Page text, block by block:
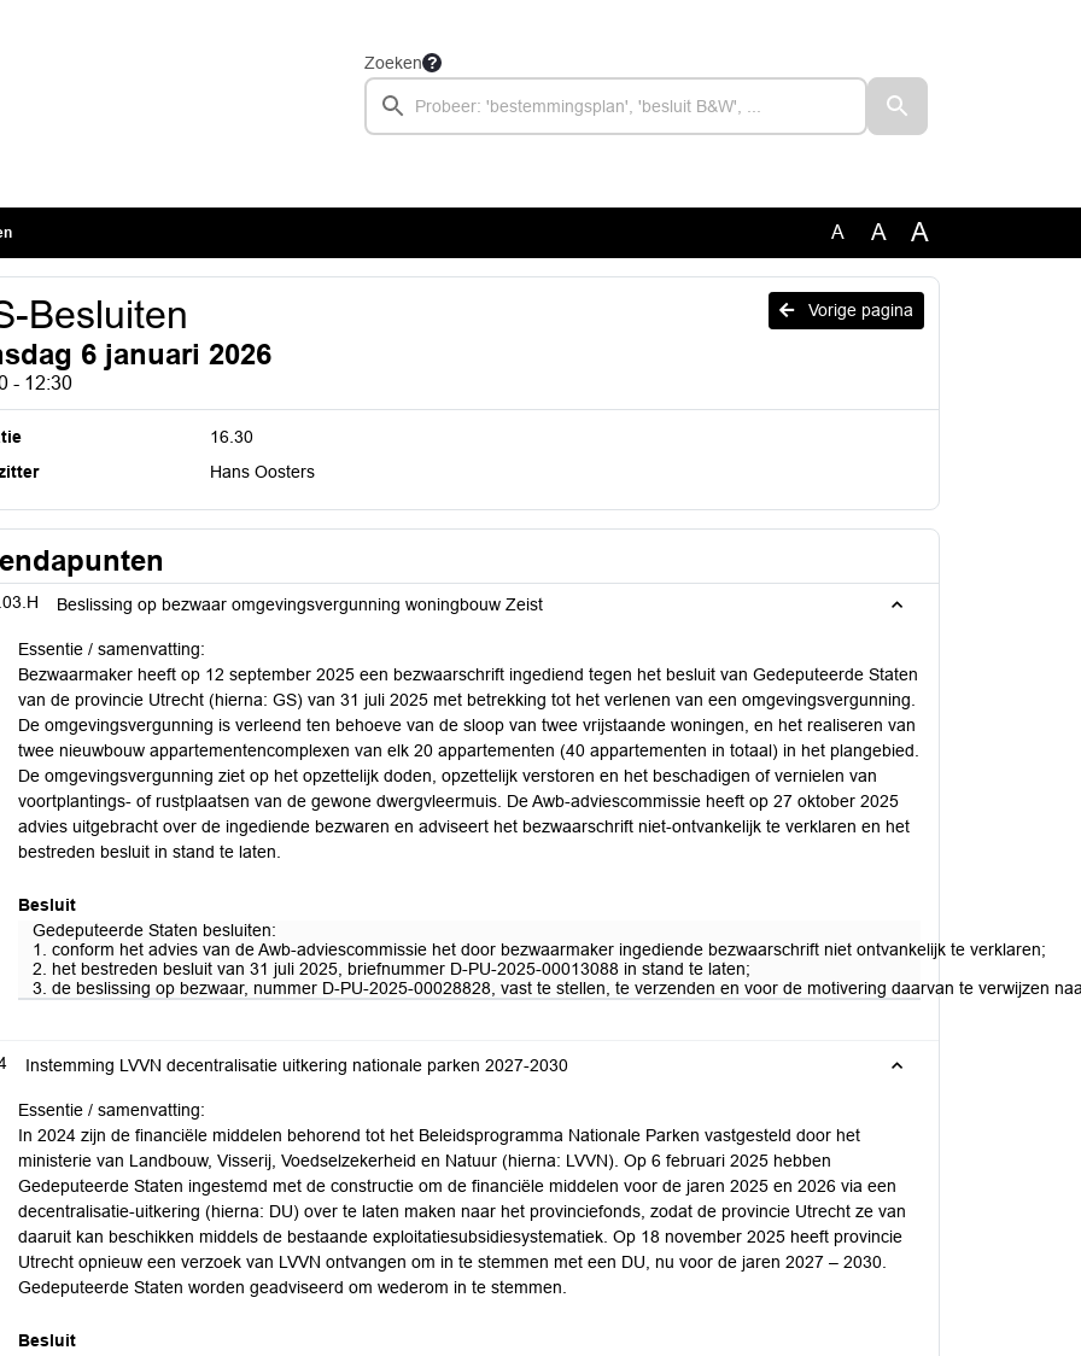
Zoeken
A A A
Vorige pagina
Besluiten
6 januari 2026
- 12:30
16.30
Hans Oosters
Beslissing op bezwaar omgevingsvergunning woningbouw Zeist
Essentie / samenvatting:
Bezwaarmaker heeft op 12 september 2025 een bezwaarschrift ingediend tegen het besluit van Gedeputeerde Staten
van de provincie Utrecht (hierna: GS) van 31 juli 2025 met betrekking tot het verlenen van een omgevingsvergunning.
De omgevingsvergunning is verleend ten behoeve van de sloop van twee vrijstaande woningen, en het realiseren van
twee nieuwbouw appartementencomplexen van elk 20 appartementen (40 appartementen in totaal) in het plangebied.
De omgevingsvergunning ziet op het opzettelijk doden, opzettelijk verstoren en het beschadigen of vernielen van
voortplantings- of rustplaatsen van de gewone dwergvleermuis. De Awb-adviescommissie heeft op 27 oktober 2025
advies uitgebracht over de ingediende bezwaren en adviseert het bezwaarschrift niet-ontvankelijk te verklaren en het
bestreden besluit in stand te laten.
Besluit
Gedeputeerde Staten besluiten:
1. conform het advies van de Awb-adviescommissie het door bezwaarmaker ingediende bezwaarschrift niet ontvankelijk te verklaren;
2. het bestreden besluit van 31 juli 2025, briefnummer D-PU-2025-00013088 in stand te laten;
3. de beslissing op bezwaar, nummer D-PU-2025-00028828, vast te stellen, te verzenden en voor de motivering daarvan te verwijzen
Instemming LVVN decentralisatie uitkering nationale parken 2027-2030
Essentie / samenvatting:
In 2024 zijn de financiële middelen behorend tot het Beleidsprogramma Nationale Parken vastgesteld door het
ministerie van Landbouw, Visserij, Voedselzekerheid en Natuur (hierna: LVVN). Op 6 februari 2025 hebben
Gedeputeerde Staten ingestemd met de constructie om de financiële middelen voor de jaren 2025 en 2026 via een
decentralisatie-uitkering (hierna: DU) over te laten maken naar het provinciefonds, zodat de provincie Utrecht ze van
daaruit kan beschikken middels de bestaande exploitatiesubsidiesystematiek. Op 18 november 2025 heeft provincie
Utrecht opnieuw een verzoek van LVVN ontvangen om in te stemmen met een DU, nu voor de jaren 2027 – 2030.
Gedeputeerde Staten worden geadviseerd om wederom in te stemmen.
Besluit